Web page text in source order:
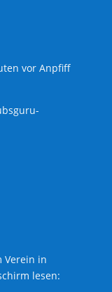
vor Anpfiff
Verein in
lesen: